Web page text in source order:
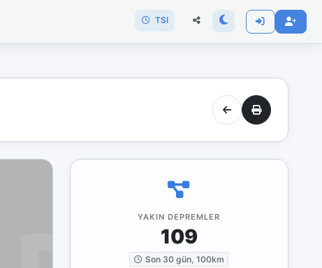
TSI
YAKIN DEPREMLER
109
Son 30 gün, 100km